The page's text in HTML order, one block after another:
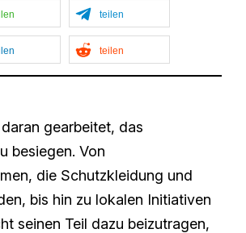
teilen
teilen
gearbeitet, das
besiegen. Von
die Schutzkleidung und
bis hin zu lokalen Initiativen
seinen Teil dazu beizutragen,